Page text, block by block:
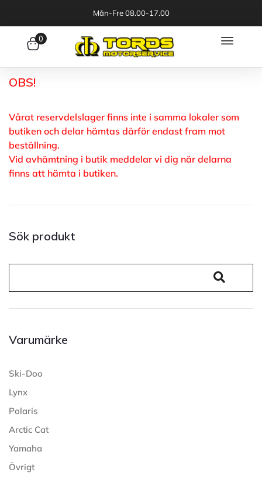
Mån-Fre 08.00-17.00
0
OBS!
Vårat reservdelslager finns inte i samma lokaler som
butiken och delar hämtas därför endast fram mot
beställning.
Vid avhämtning i butik meddelar vi dig när delarna
finns att hämta i butiken.
Sök produkt
Varumärke
Ski-Doo
Lynx
Polaris
Arctic Cat
Yamaha
Övrigt